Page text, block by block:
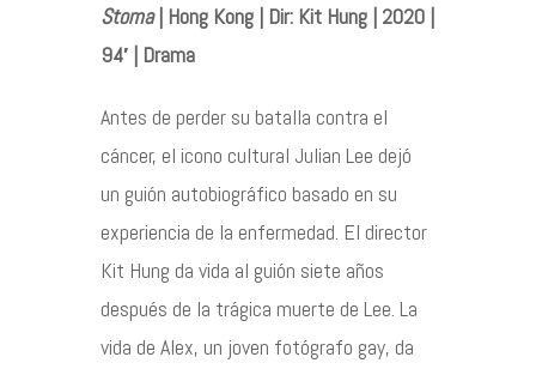
Stoma| Hong Kong | Dir: Kit Hung | 2020 |
94′ | Drama
Antes de perder su batalla contra el
cáncer, el icono cultural Julian Lee dejó
un guión autobiográfico basado en su
experiencia de la enfermedad. El director
Kit Hung da vida al guión siete años
después de la trágica muerte de Lee. La
vida de Alex, un joven fotógrafo gay, da
©2026 COPYRIGHT FLOTHEMES